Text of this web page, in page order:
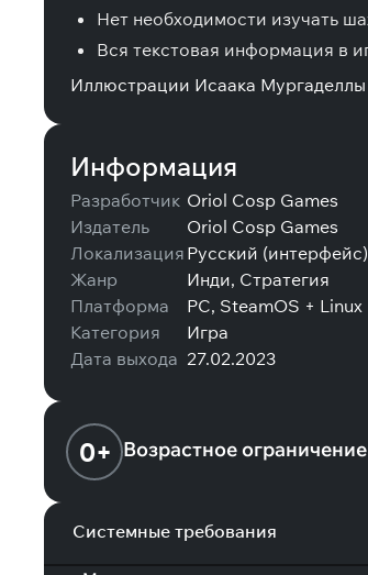
Нет необходимости изучать
Вся текстовая информация в
Иллюстрации Исаака Мургаделлы
Информация
Разработчик Oriol Cosp Games
Издатель
Oriol Cosp Games
Локализация Русский (интерфейс)
Жанр
Инди, Стратегия
Платформа
PC, SteamOS + Linux
Категория
Игра
Дата выхода 27.02.2023
0+ Возрастное ограничение
Системные требования